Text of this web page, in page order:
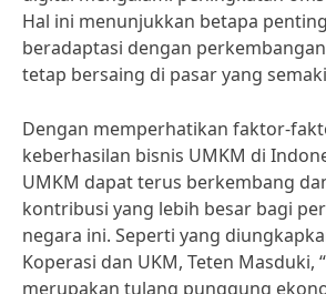
Hal ini menunjukkan betapa
beradaptasi dengan
tetap bersaing di pasar yang
Dengan memperhatikan faktor-
keberhasilan bisnis UMKM di
UMKM dapat terus berkembang
kontribusi yang lebih besar bagi
negara ini. Seperti yang
Koperasi dan UKM, Teten Masduki,
merupakan tulang punggung